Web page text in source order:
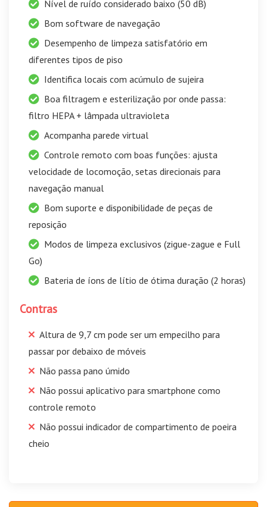
Nível de ruído considerado baixo (50 dB)
Bom software de navegação
Desempenho de limpeza satisfatório em
diferentes tipos de piso
Identifica locais com acúmulo de sujeira
Boa filtragem e esterilização por onde passa:
filtro HEPA + lâmpada ultravioleta
Acompanha parede virtual
Controle remoto com boas funções: ajusta
velocidade de locomoção, setas direcionais para
navegação manual
Bom suporte e disponibilidade de peças de
reposição
Modos de limpeza exclusivos (zigue-zague e Full
Go)
Bateria de íons de lítio de ótima duração (2 horas)
Contras
Altura de 9,7 cm pode ser um empecilho para
passar por debaixo de móveis
Não passa pano úmido
Não possui aplicativo para smartphone como
controle remoto
Não possui indicador de compartimento de poeira
cheio